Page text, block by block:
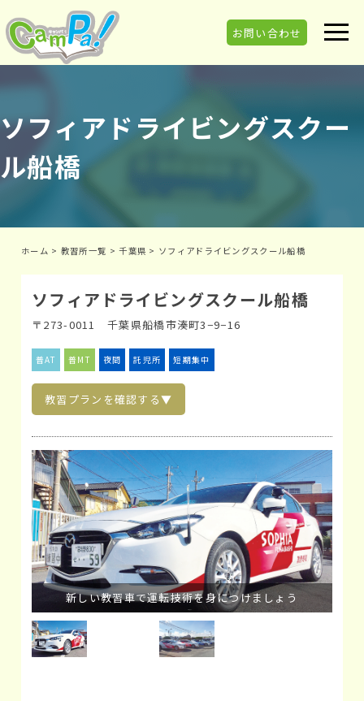
お問い合わせ
ソフィアドライビングスクー
ル船橋
ホーム > 教習所一覧 >千葉県 > ソフィアドライビングスクール船橋
ソフィアドライビングスクール船橋
〒273-0011 千葉県船橋市湊町3−9−16
教習プランを確認する▼
普AT 普MT 夜間 託児所 短期集中
新しい教習車で運転技術を身につけましょう